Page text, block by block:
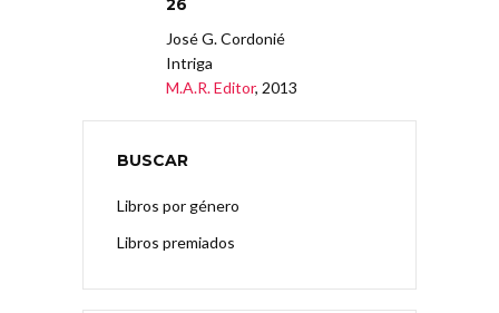
26
José G. Cordonié
Intriga
M.A.R. Editor, 2013
BUSCAR
Libros por género
Libros premiados